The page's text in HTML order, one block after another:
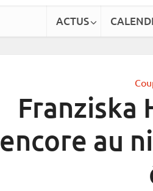
ACTUS
Franziska
encore au